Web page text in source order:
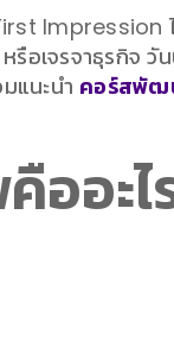
Impression
อเจรจาธุรกิจ วั
แนะนำ คอร์สพัฒ
ออะ